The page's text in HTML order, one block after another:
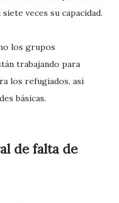
veces su capacidad.
los grupos
trabajando para
los refugiados, así
básicas.
de falta de